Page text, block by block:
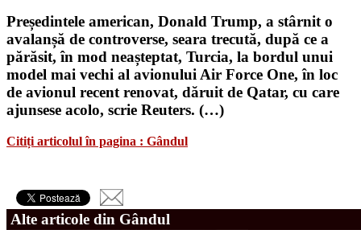
Președintele american, Donald Trump, a stârnit o
avalanșă de controverse, seara trecută, după ce a
părăsit, în mod neașteptat, Turcia, la bordul unui
model mai vechi al avionului Air Force One, în loc
de avionul recent renovat, dăruit de Qatar, cu care
ajunsese acolo, scrie Reuters. (…)
Citiți articolul în pagina : Gândul
Alte articole din Gândul